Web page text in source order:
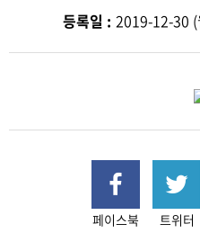
등록일 : 2019-12-30
페이스북 트위터